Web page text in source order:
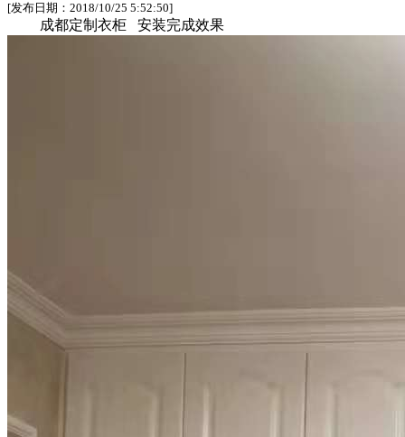
[发布日期：2018/10/25 5:52:50]
成都定制衣柜 安装完成效果